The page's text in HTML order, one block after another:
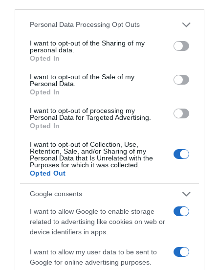
Please note that this website/app uses one or more Google
not limited to your visit or usage behaviour. You may click to
grant or deny consent to Google and its third-party tags to
use your data for below specified purposes in below Google
consent section.
Personal Data Processing Opt Outs
I want to opt-out of the Sharing of my
personal data.
Opted In
I want to opt-out of the Sale of my
Personal Data.
Opted In
I want to opt-out of processing my
Personal Data for Targeted Advertising.
Opted In
I want to opt-out of Collection, Use,
Retention, Sale, and/or Sharing of my
Personal Data that Is Unrelated with the
Purposes for which it was collected.
Opted Out
Google consents
I want to allow Google to enable storage
related to advertising like cookies on web or
device identifiers in apps.
I want to allow my user data to be sent to
Google for online advertising purposes.
PRODUTOS E MARCAS
DS Automobiles desvenda nova decoração
para o DS E-Tense FE23
9 Out 12:32